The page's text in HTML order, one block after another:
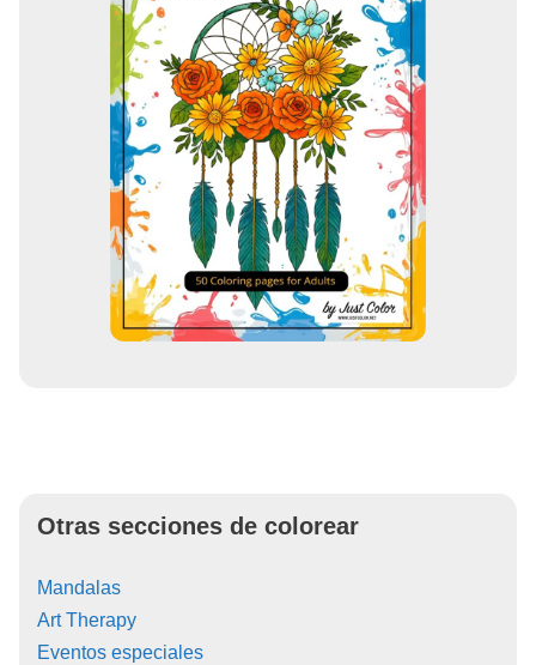
Otras secciones de colorear
Mandalas
Art Therapy
Eventos especiales